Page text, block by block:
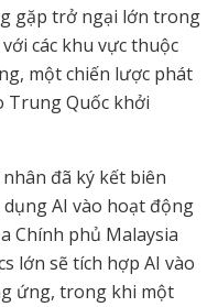
gặp trở ngại lớn trong
các khu vực thuộc
một chiến lược phát
Trung Quốc khởi
đã ký kết biên
AI vào hoạt động
Chính phủ Malaysia
lớn sẽ tích hợp AI vào
ứng, trong khi một